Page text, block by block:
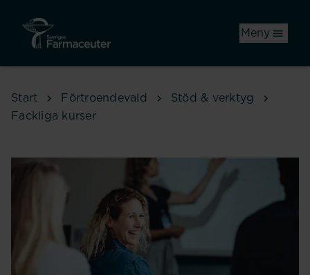
Meny
Start Förtroendevald
Stöd & verktyg
Fackliga kurser